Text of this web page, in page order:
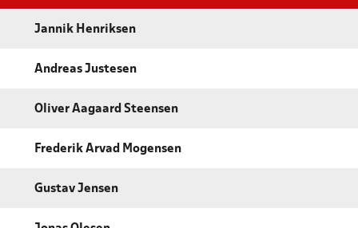
Jannik Henriksen
Andreas Justesen
Oliver Aagaard Steensen
Frederik Arvad Mogensen
Gustav Jensen